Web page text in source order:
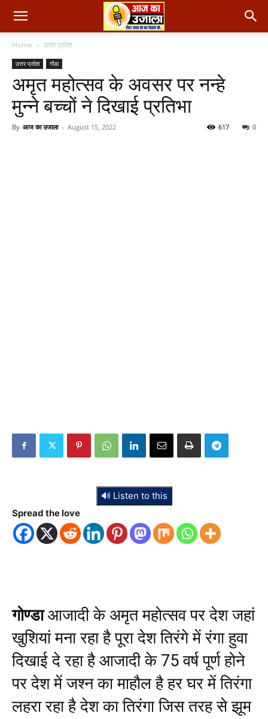
Home उत्तर प्रदेश
उत्तर प्रदेश गोंडा
अमृत महोत्सव के अवसर पर नन्हे
मुन्ने बच्चों ने दिखाई प्रतिभा
By आज का उजाला - August 15, 2022 0
617
🔊 Listen to this
Spread the love
गोण्डाआजादी के अमृत महोत्सव पर देश जहां
खुशियां मना रहा है पूरा देश तिरंगे में रंगा हुवा
दिखाई दे रहा है आजादी के 75 वर्ष पूर्ण होने
पर देश में जश्न का माहौल है हर घर में तिरंगा
लहरा रहा है देश का तिरंगा जिस तरह से झूम